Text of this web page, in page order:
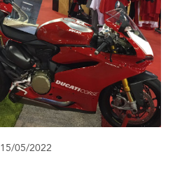
15/05/2022